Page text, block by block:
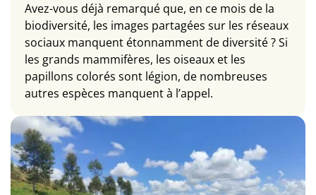
Avez-vous déjà remarqué que, en ce mois de la
biodiversité, les images partagées sur les réseaux
sociaux manquent étonnamment de diversité ? Si
les grands mammifères, les oiseaux et les
papillons colorés sont légion, de nombreuses
autres espèces manquent à l’appel.